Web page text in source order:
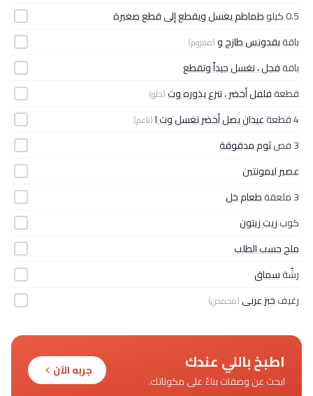
0.5 كيلو
طماطم يغسل ويقطع إلى قطع صغيرة
باقةبقدونس طازج و(مفروم)
باقةفجل ، تغسل جيداً وتقطع
قطعةفلفل أخضر ، تنزع بذوره وت(حلو)
4 قطعة عيدان بصل أخضر تغسل وت ا(ناعم)
3 فص
ثوم مدقوقة
عصير ليمونتين
3 ملعقة
طعام خل
كوبزيت زيتون
ملح حسب الطلب
رشّةسماق
رغيفخبز عربى (محمص)
اطبخ باللي عندك
ابحث عن وصفات بناءً على مكوناتك.
جربه الآن